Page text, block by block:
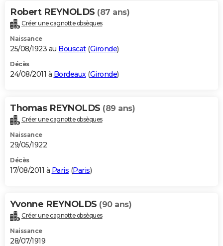
Robert REYNOLDS (87 ans)
Créer une cagnotte obsèques
Naissance
25/08/1923 au Bouscat(Gironde)
Décès
24/08/2011 à Bordeaux(Gironde)
Thomas REYNOLDS (89 ans)
Créer une cagnotte obsèques
Naissance
29/05/1922
Décès
17/08/2011 à Paris (Paris)
Yvonne REYNOLDS (90 ans)
Créer une cagnotte obsèques
Naissance
28/07/1919